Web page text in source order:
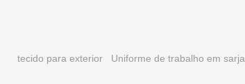
tecido para exterior Uniforme de trabalho em sarja